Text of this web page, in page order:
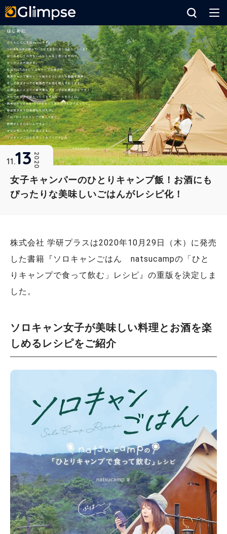
女子キャンパーのひとりキャンプ飯！お酒にも
ぴったりな美味しいごはんがレシピ化！
2020
11 13
株式会社 学研プラスは2020年10月29日（木）に発売
した書籍『ソロキャンごはん natsucampの「ひと
りキャンプで食って飲む」レシピ』の重版を決定しま
した。
ソロキャン女子が美味しい料理とお酒を楽
しめるレシピをご紹介